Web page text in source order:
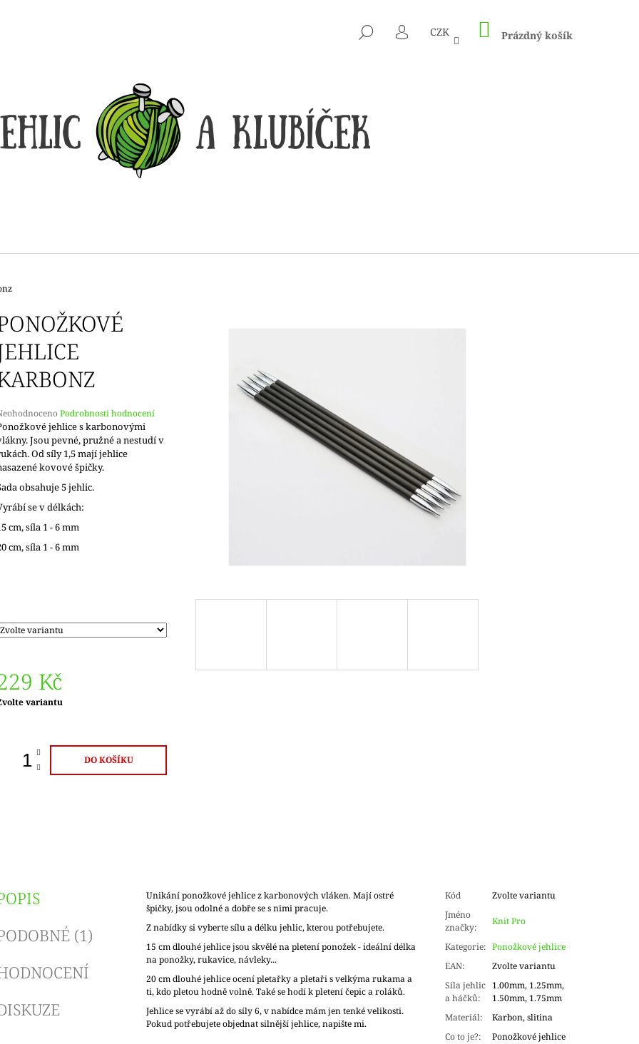
HLEDAT
PŘIHLÁŠENÍ
CZK NÁKUPNÍ
KOŠÍK
Prázdný košík
Podrobnosti hodnocení
jehlice s karbonovými
Jsou pevné, pružné a nestudí v
Od síly 1,5 mají jehlice
kovové špičky.
obsahuje 5 jehlic.
se v délkách:
cm, síla 1 - 6 mm
cm, síla 1 - 6 mm
Kč
variantu
DO KOŠÍKU
(1)
Unikání ponožkové jehlice z karbonových vláken. Mají ostré
špičky, jsou odolné a dobře se s nimi pracuje.
Z nabídky si vyberte sílu a délku jehlic, kterou potřebujete.
15 cm dlouhé jehlice jsou skvělé na pletení ponožek - ideální délka
na ponožky, rukavice, návleky...
20 cm dlouhé jehlice ocení pletařky a pletaři s velkýma rukama a
ti, kdo pletou hodně volně. Také se hodí k pletení čepic a roláků.
Jehlice se vyrábí až do síly 6, v nabídce mám jen tenké velikosti.
Pokud potřebujete objednat silnější jehlice, napište mi.
Kód
Zvolte variantu
Jméno
značky:
Knit Pro
Kategorie: Ponožkové jehlice
EAN:
Zvolte variantu
Síla jehlic
a háčků:
1.00mm, 1.25mm,
1.50mm, 1.75mm
Materiál:
Karbon, slitina
Co to je?: Ponožkové jehlice
CO POTŘEBUJETE NAJÍT?
HLEDAT
NA DROBNOSTI
Kč